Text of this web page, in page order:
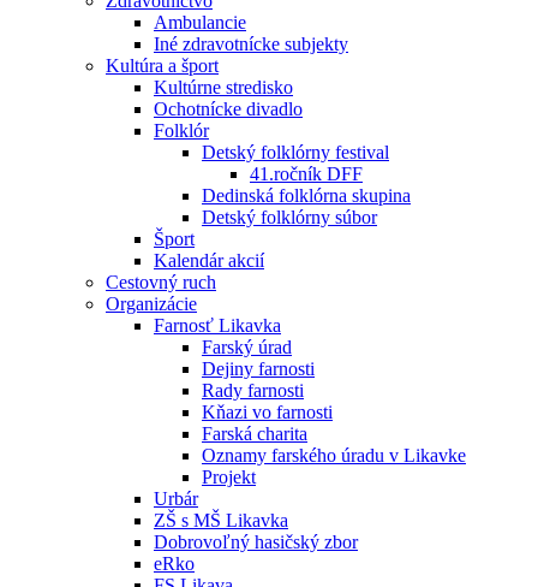
Ambulancie
Iné zdravotnícke subjekty
Kultúra a šport
Kultúrne stredisko
Ochotnícke divadlo
Folklór
Detský folklórny festival
41.ročník DFF
Dedinská folklórna skupina
Detský folklórny súbor
Šport
Kalendár akcií
Cestovný ruch
Organizácie
Farnosť Likavka
Farský úrad
Dejiny farnosti
Rady farnosti
Kňazi vo farnosti
Farská charita
Oznamy farského úradu v Likavke
Projekt
Urbár
ZŠ s MŠ Likavka
Dobrovoľný hasičský zbor
eRko